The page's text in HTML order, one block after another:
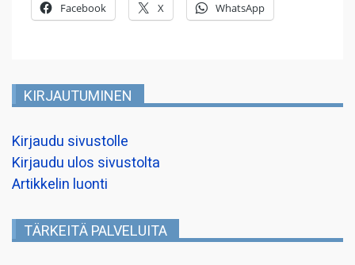
Facebook X WhatsApp
KIRJAUTUMINEN
Kirjaudu sivustolle
Kirjaudu ulos sivustolta
Artikkelin luonti
TÄRKEITÄ PALVELUITA